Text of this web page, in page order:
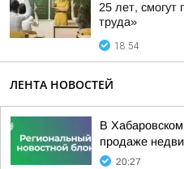
25 лет, смогут
труда»
18:54
ЛЕНТА НОВОСТЕЙ
В Хабаровском
продаже
20:27